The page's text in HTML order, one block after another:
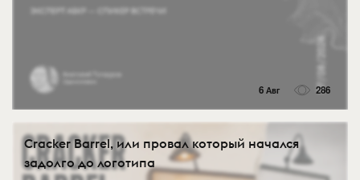
6 Авг 286
Cracker Barrel, или провал который начался
задолго до логотипа